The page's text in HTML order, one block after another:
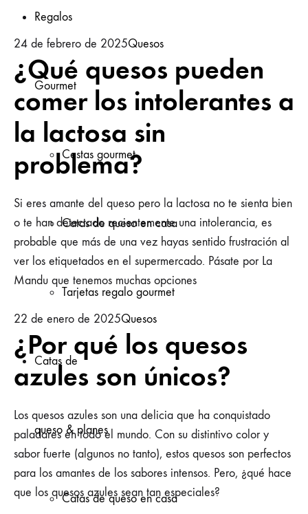
Regalos
Gourmet
Cestas gourmet
Catas de queso en casa
Tarjetas regalo gourmet
Catas de
queso & planes
Catas de queso en casa
24 de febrero de 2025Quesos
¿Qué quesos pueden
comer los intolerantes a
la lactosa sin
problema?
Si eres amante del queso pero la lactosa no te sienta bien
o te han detectado recientemente una intolerancia, es
probable que más de una vez hayas sentido frustración al
ver los etiquetados en el supermercado. Pásate por La
Mandu que tenemos muchas opciones
22 de enero de 2025Quesos
¿Por qué los quesos
azules son únicos?
Los quesos azules son una delicia que ha conquistado
paladares en todo el mundo. Con su distintivo color y
sabor fuerte (algunos no tanto), estos quesos son perfectos
para los amantes de los sabores intensos. Pero, ¿qué hace
que los quesos azules sean tan especiales?